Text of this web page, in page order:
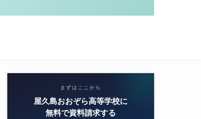
まずはここから
屋久島おおぞら高等学校に
無料で資料請求する